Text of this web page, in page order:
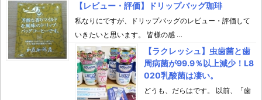
【レビュー・評価】ドリップバッグ珈琲
私なりにですが、ドリップバッグのレビュー・評価して
いきたいと思います。 皆様の感 …
【ラクレッシュ】虫歯菌と歯
周病菌が99.9％以上減少！L8
020乳酸菌は凄い。
どうも、だらはです。 以前、「歯